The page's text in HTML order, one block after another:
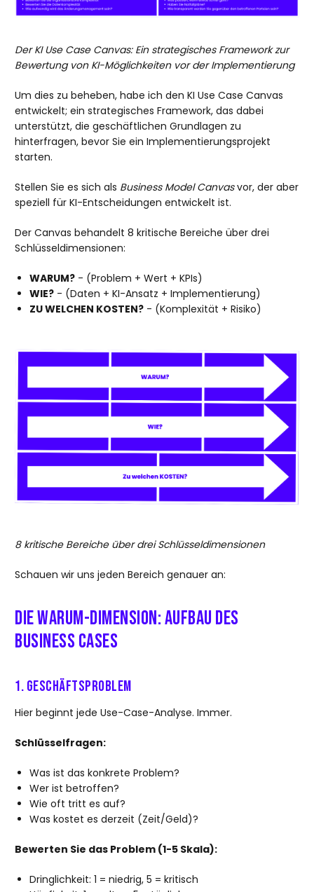
Der KI Use Case Canvas: Ein strategisches Framework zur
Bewertung von KI-Möglichkeiten vor der Implementierung
Um dies zu beheben, habe ich den KI Use Case Canvas
entwickelt; ein strategisches Framework, das dabei
unterstützt, die geschäftlichen Grundlagen zu
hinterfragen, bevor Sie ein Implementierungsprojekt
starten.
Stellen Sie es sich als Business Model Canvasvor, der aber
speziell für KI-Entscheidungen entwickelt ist.
Der Canvas behandelt 8 kritische Bereiche über drei
Schlüsseldimensionen:
WARUM? - (Problem + Wert + KPIs)
WIE? - (Daten + KI-Ansatz + Implementierung)
ZU WELCHEN KOSTEN? - (Komplexität + Risiko)
8 kritische Bereiche über drei Schlüsseldimensionen
Schauen wir uns jeden Bereich genauer an:
Die WARUM-Dimension: Aufbau des
Business Cases
1. Geschäftsproblem
Hier beginnt jede Use-Case-Analyse. Immer.
Schlüsselfragen:
Was ist das konkrete Problem?
Wer ist betroffen?
Wie oft tritt es auf?
Was kostet es derzeit (Zeit/Geld)?
Bewerten Sie das Problem (1-5 Skala):
Dringlichkeit: 1 = niedrig, 5 = kritisch